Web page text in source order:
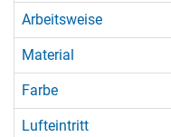
Arbeitsweise
Material
Farbe
Lufteintritt